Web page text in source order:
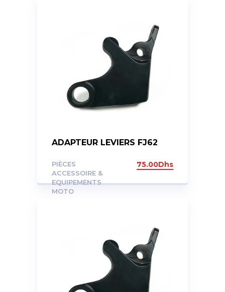
ADAPTEUR LEVIERS FJ62
PIÈCES
ACCESSOIRE &
EQUIPEMENTS
MOTO
75.00Dhs